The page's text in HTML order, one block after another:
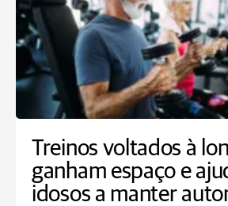
Treinos voltados à
ganham espaço e
idosos a manter